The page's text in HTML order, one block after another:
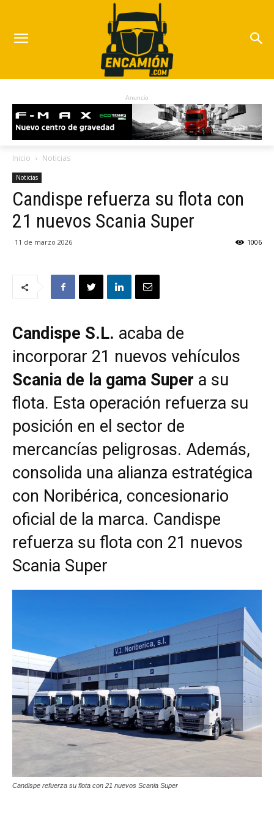
Anuncio
Inicio Noticias
Noticias
Candispe refuerza su flota con
21 nuevos Scania Super
11 de marzo 2026 1006
Candispe S.L. acaba de
incorporar 21 nuevos vehículos
Scania de la gama Super a su
flota. Esta operación refuerza su
posición en el sector de
mercancías peligrosas. Además,
consolida una alianza estratégica
con Noribérica, concesionario
oficial de la marca. Candispe
refuerza su flota con 21 nuevos
Scania Super
Candispe refuerza su flota con 21 nuevos Scania Super